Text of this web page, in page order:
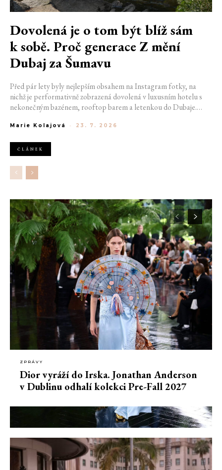
Dovolená je o tom být blíž sám
k sobě. Proč generace Z mění
Dubaj za Šumavu
Před pár lety byly nejlepším obsahem na Instagram fotky, na
nichž je performativně zobrazená dovolená v luxusním hotelu s
nekonečným bazénem, rooftop barem a letenkou do Dubaje.
horách. Ranní koupání v lomu. Výlet vlakem na Šumavu.
Marie Kolajová - 23. 7. 2026
ČLÁNEK
ZPRÁVY
Dior vyráží do Irska. Jonathan Anderson
v Dublinu odhalí kolekci Pre-Fall 2027